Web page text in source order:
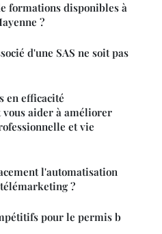
formations disponibles à
?
d'une SAS ne soit pas
en efficacité
aider à améliorer
et vie
l'automatisation
?
pour le permis b